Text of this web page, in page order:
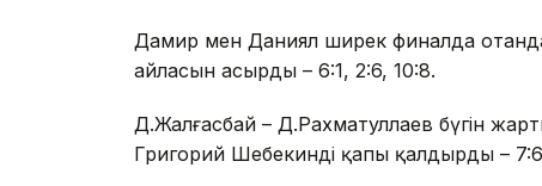
Дамир мен Даниял ширек финалда
айласын асырды – 6:1, 2:6, 10:8.
Д.Жалғасбай – Д.Рахматуллаев бүгін
Григорий Шебекинді қапы қалдырды –